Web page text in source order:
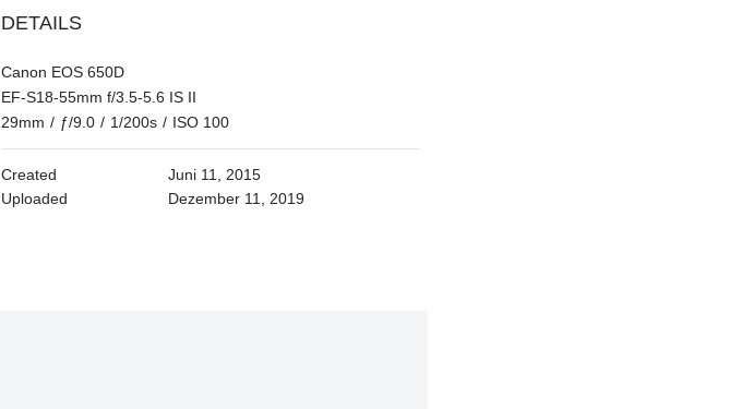
DETAILS
Canon EOS 650D
EF-S18-55mm f/3.5-5.6 IS II
29mm / ƒ/9.0 / 1/200s / ISO 100
Created
Juni 11, 2015
Uploaded
Dezember 11, 2019